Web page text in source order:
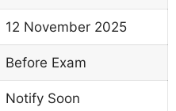
12 November 2025
Before Exam
Notify Soon